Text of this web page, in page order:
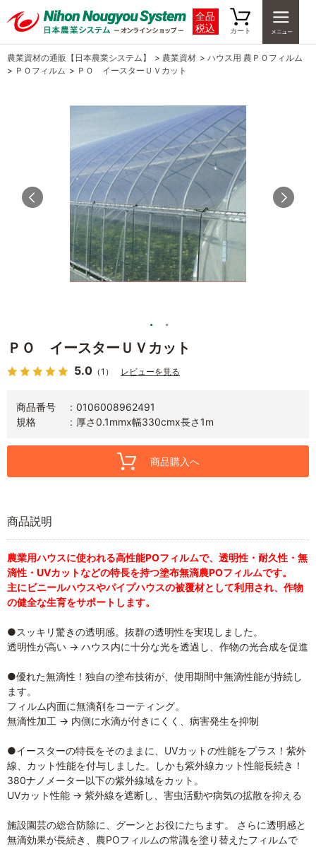
全品
税込
カート
農業資材の通販【日本農業システム】 > 農業資材 > ハウス用 農ＰＯフィルム
> ＰＯフィルム > ＰＯ イースターＵＶカット
ＰＯ イースターＵＶカット
5.0 （1） レビューを見る
商品番号
0106008962491
規格
厚さ0.1mmx幅330cmx長さ1m
商品購入へ
商品説明
農業用ハウスに使われる高性能POフィルムで、透明性・耐久性・無
滴性・UVカットなどの特長を持つ塗布無滴農POフィルムです。
主にビニールハウスやパイプハウスの被覆材として利用され、作物
の健全な生育をサポートします。
●スッキリ驚きの透明感。抜群の透明性を実現しました。
透明性が高い → ハウス内に十分な光を透過し、作物の光合成を促進
●優れた無滴性！独自の塗布技術が、使用期間中無滴性能が持続し
ます。
フィルム内面に無滴剤をコーティング。
無滴性加工 → 内側に水滴が付きにくく、病害発生を抑制
●イースターの特長をそのままに、UVカットの性能をプラス！紫外
線、カット性能を付与しました。しかも紫外線カット性能長続き！
380ナノメーター以下の紫外線域をカット。
UVカット性能 → 紫外線を遮断し、害虫活動や病気の拡散を抑える
施設園芸の総合防除に、グーンとお役にたちます。 さらに透明感と
無滴効果が長続き、農POフィルムの常識を塗り替えたフィルムで